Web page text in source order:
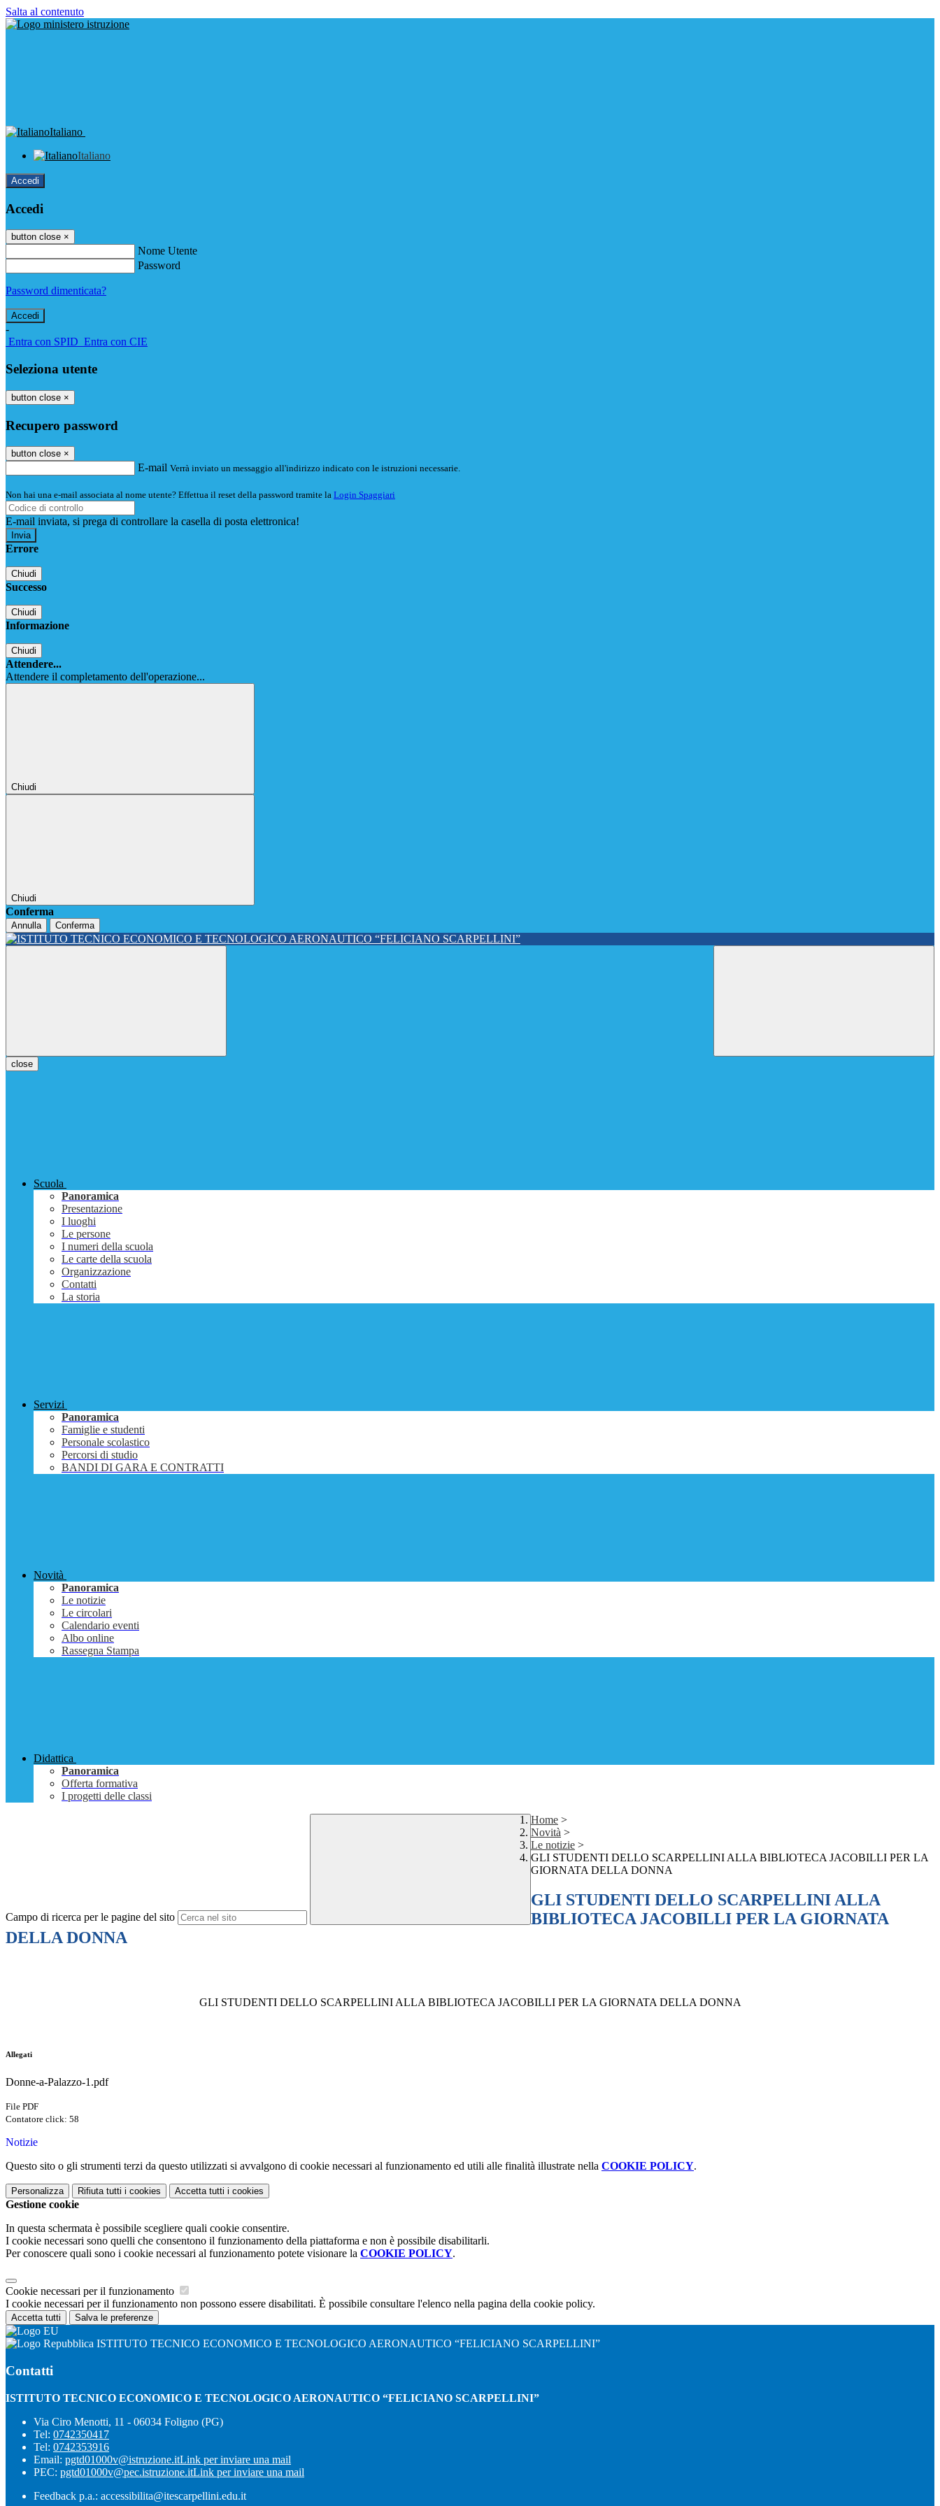
Salta al contenuto
Italiano
Italiano
Accedi
Accedi
button close ×
Nome Utente
Password
Password dimenticata?
-
Entra con SPID Entra con CIE
Seleziona utente
button close ×
Recupero password
button close ×
E-mail Verrà inviato un messaggio all'indirizzo indicato con le istruzioni necessarie.
Non hai una e-mail associata al nome utente? Effettua il reset della password tramite la Login Spaggiari
E-mail inviata, si prega di controllare la casella di posta elettronica!
Errore
Chiudi
Successo
Chiudi
Informazione
Chiudi
Attendere...
Attendere il completamento dell'operazione...
Chiudi
Chiudi
Conferma
Annulla Conferma
close
Scuola
Panoramica
Presentazione
I luoghi
Le persone
I numeri della scuola
Le carte della scuola
Organizzazione
Contatti
La storia
Servizi
Panoramica
Famiglie e studenti
Personale scolastico
Percorsi di studio
BANDI DI GARA E CONTRATTI
Novità
Panoramica
Le notizie
Le circolari
Calendario eventi
Albo online
Rassegna Stampa
Didattica
Panoramica
Offerta formativa
I progetti delle classi
Campo di ricerca per le pagine del sito
Home >
Novità >
Le notizie >
GLI STUDENTI DELLO SCARPELLINI ALLA BIBLIOTECA JACOBILLI PER LA
GIORNATA DELLA DONNA
GLI STUDENTI DELLO SCARPELLINI ALLA
BIBLIOTECA JACOBILLI PER LA GIORNATA
DELLA DONNA
GLI STUDENTI DELLO SCARPELLINI ALLA BIBLIOTECA JACOBILLI PER LA GIORNATA DELLA DONNA
Allegati
Donne-a-Palazzo-1.pdf
File PDF
Contatore click: 58
Notizie
Questo sito o gli strumenti terzi da questo utilizzati si avvalgono di cookie necessari al funzionamento ed utili alle finalità illustrate nella COOKIE POLICY.
Personalizza Rifiuta tutti i cookies Accetta tutti i cookies
Gestione cookie
In questa schermata è possibile scegliere quali cookie consentire.
I cookie necessari sono quelli che consentono il funzionamento della piattaforma e non è possibile disabilitarli.
Per conoscere quali sono i cookie necessari al funzionamento potete visionare la COOKIE POLICY.
Cookie necessari per il funzionamento
I cookie necessari per il funzionamento non possono essere disabilitati. È possibile consultare l'elenco nella pagina della cookie policy.
Accetta tutti Salva le preferenze
ISTITUTO TECNICO ECONOMICO E TECNOLOGICO AERONAUTICO “FELICIANO SCARPELLINI”
Contatti
ISTITUTO TECNICO ECONOMICO E TECNOLOGICO AERONAUTICO “FELICIANO SCARPELLINI”
Via Ciro Menotti, 11 - 06034 Foligno (PG)
Tel: 0742350417
Tel: 0742353916
Email: pgtd01000v@istruzione.itLink per inviare una mail
PEC: pgtd01000v@pec.istruzione.itLink per inviare una mail
Feedback p.a.: accessibilita@itescarpellini.edu.it